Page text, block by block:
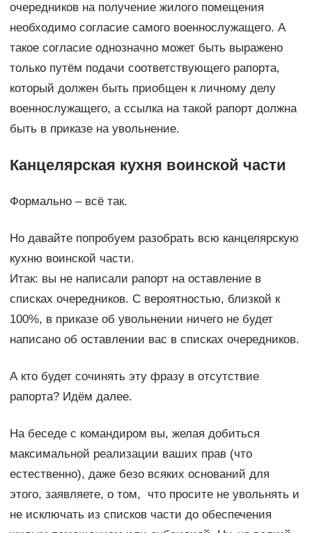
очередников на получение жилого помещения
необходимо согласие самого военнослужащего. А
такое согласие однозначно может быть выражено
только путём подачи соответствующего рапорта,
который должен быть приобщен к личному делу
военнослужащего, а ссылка на такой рапорт должна
быть в приказе на увольнение.
Канцелярская кухня воинской части
Формально – всё так.
Но давайте попробуем разобрать всю канцелярскую
кухню воинской части.
Итак: вы не написали рапорт на оставление в
списках очередников. С вероятностью, близкой к
100%, в приказе об увольнении ничего не будет
написано об оставлении вас в списках очередников.
А кто будет сочинять эту фразу в отсутствие
рапорта? Идём далее.
На беседе с командиром вы, желая добиться
максимальной реализации ваших прав (что
естественно), даже безо всяких оснований для
этого, заявляете, о том, что просите не увольнять и
не исключать из списков части до обеспечения